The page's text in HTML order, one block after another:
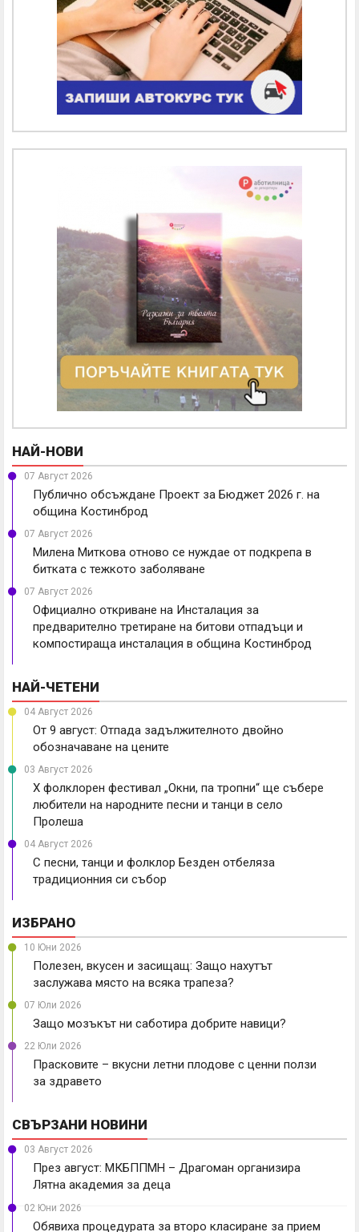
НАЙ-НОВИ
07 Август 2026
Публично обсъждане Проект за Бюджет 2026 г. на
община Костинброд
07 Август 2026
Милена Миткова отново се нуждае от подкрепа в
битката с тежкото заболяване
07 Август 2026
Официално откриване на Инсталация за
предварително третиране на битови отпадъци и
компостираща инсталация в община Костинброд
НАЙ-ЧЕТЕНИ
04 Август 2026
От 9 август: Отпада задължителното двойно
обозначаване на цените
03 Август 2026
X фолклорен фестивал „Окни, па тропни“ ще събере
любители на народните песни и танци в село
Пролеша
04 Август 2026
С песни, танци и фолклор Безден отбеляза
традиционния си събор
ИЗБРАНО
10 Юни 2026
Полезен, вкусен и засищащ: Защо нахутът
заслужава място на всяка трапеза?
07 Юли 2026
Защо мозъкът ни саботира добрите навици?
22 Юли 2026
Прасковите – вкусни летни плодове с ценни ползи
за здравето
СВЪРЗАНИ НОВИНИ
03 Август 2026
През август: МКБППМН – Драгоман организира
Лятна академия за деца
02 Юни 2026
Обявиха процедурата за второ класиране за прием